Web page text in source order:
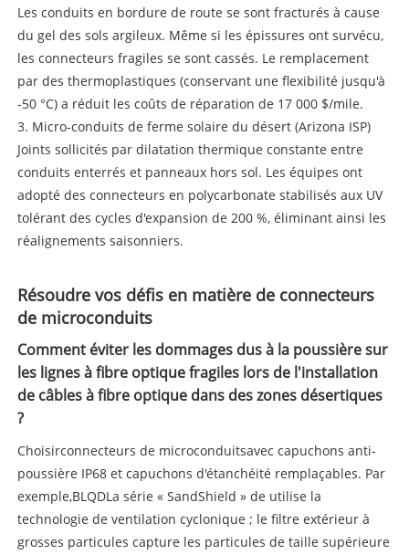
Les conduits en bordure de route se sont fracturés à cause
du gel des sols argileux. Même si les épissures ont survécu,
les connecteurs fragiles se sont cassés. Le remplacement
par des thermoplastiques (conservant une flexibilité jusqu'à
-50 °C) a réduit les coûts de réparation de 17 000 $/mile.
3. Micro-conduits de ferme solaire du désert (Arizona ISP)
Joints sollicités par dilatation thermique constante entre
conduits enterrés et panneaux hors sol. Les équipes ont
adopté des connecteurs en polycarbonate stabilisés aux UV
tolérant des cycles d'expansion de 200 %, éliminant ainsi les
réalignements saisonniers.
Résoudre vos défis en matière de connecteurs
de microconduits
Comment éviter les dommages dus à la poussière sur
les lignes à fibre optique fragiles lors de l'installation
de câbles à fibre optique dans des zones désertiques
?
Choisirconnecteurs de microconduitsavec capuchons anti-
poussière IP68 et capuchons d'étanchéité remplaçables. Par
exemple,BLQDLa série « SandShield » de utilise la
technologie de ventilation cyclonique ; le filtre extérieur à
grosses particules capture les particules de taille supérieure